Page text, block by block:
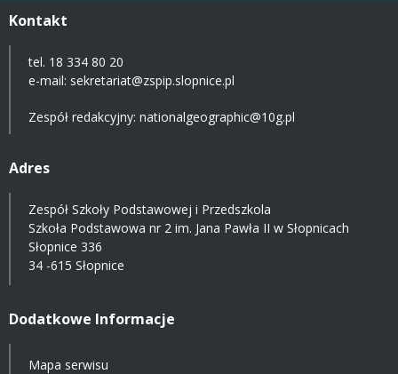
Kontakt
tel. 18 334 80 20
e-mail: sekretariat@zspip.slopnice.pl
Zespół redakcyjny: nationalgeographic@10g.pl
Adres
Zespół Szkoły Podstawowej i Przedszkola
Szkoła Podstawowa nr 2 im. Jana Pawła II w Słopnicach
Słopnice 336
34 -615 Słopnice
Dodatkowe Informacje
Mapa serwisu